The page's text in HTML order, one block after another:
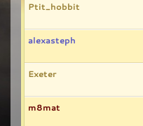
Ptit_hobbit
alexasteph
Exeter
m8mat